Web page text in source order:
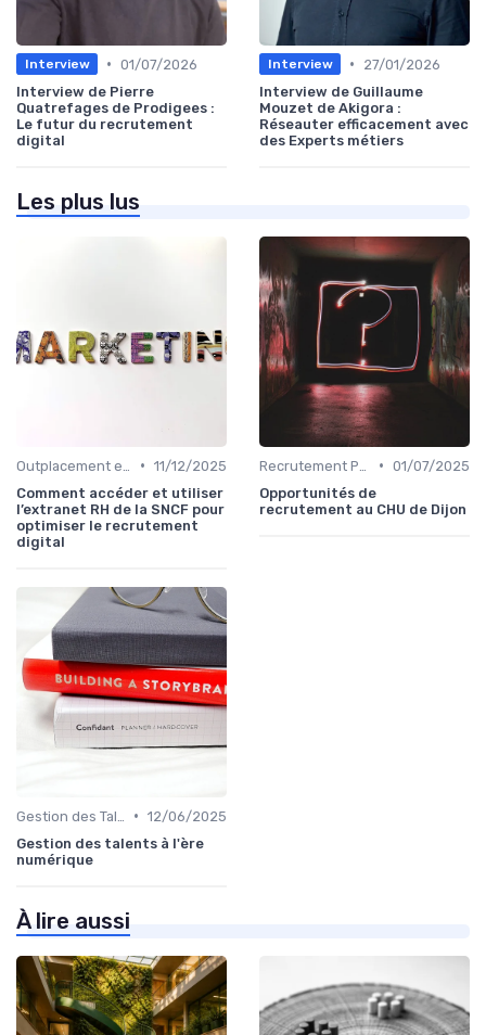
Interview • 01/07/2026
Interview de Pierre
Quatrefages de Prodigees :
Le futur du recrutement
digital
Interview •
27/01/2026
Interview de Guillaume
Mouzet de Akigora :
Réseauter efficacement avec
des Experts métiers
Les plus lus
• 11/12/2025
Comment accéder et utiliser
l’extranet RH de la SNCF pour
optimiser le recrutement
digital
• 01/07/2025
Opportunités de
recrutement au CHU de Dijon
• 12/06/2025
Gestion des talents à l'ère
numérique
À lire aussi